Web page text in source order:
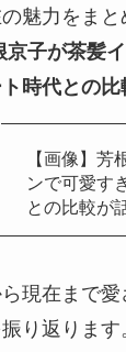
魅力をまと
京子が茶髪
時代との比
【画像】芳
ンで可愛す
との比較が
現在まで
り返ります